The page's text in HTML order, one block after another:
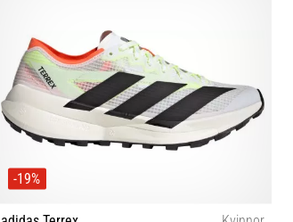
-19%